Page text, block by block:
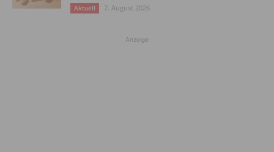
Aktuell 7. August 2026
Anzeige